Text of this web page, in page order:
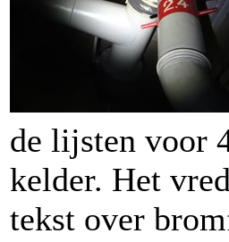
de lijsten voor
kelder. Het
tekst over